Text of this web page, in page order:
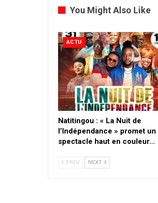
You Might Also Like
ACTU
​Natitingou : « La Nuit de
l’Indépendance » promet un
spectacle haut en couleur…
PREV NEXT